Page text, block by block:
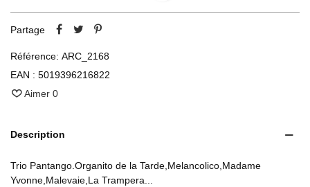
Partage
Référence: ARC_2168
EAN : 5019396216822
Aimer 0
Description
Trio Pantango.Organito de la Tarde,Melancolico,Madame
Yvonne,Malevaie,La Trampera...